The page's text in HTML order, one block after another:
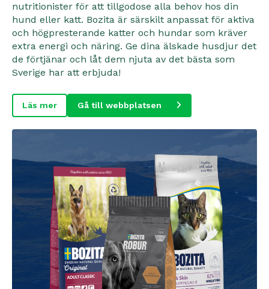
nutritionister för att tillgodose alla behov hos din
hund eller katt. Bozita är särskilt anpassat för aktiva
och högpresterande katter och hundar som kräver
extra energi och näring. Ge dina älskade husdjur det
de förtjänar och låt dem njuta av det bästa som
Sverige har att erbjuda!
Läs mer Gå till webbplatsen